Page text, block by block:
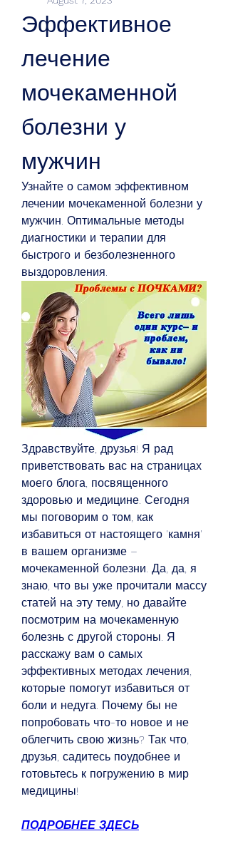
Эффективное
лечение
мочекаменной
болезни у
мужчин
Узнайте о самом эффективном
лечении мочекаменной болезни у
мужчин. Оптимальные методы
диагностики и терапии для
быстрого и безболезненного
выздоровления.
Здравствуйте, друзья! Я рад
приветствовать вас на страницах
моего блога, посвященного
здоровью и медицине. Сегодня
мы поговорим о том, как
избавиться от настоящего 'камня'
в вашем организме –
мочекаменной болезни. Да, да, я
знаю, что вы уже прочитали массу
статей на эту тему, но давайте
посмотрим на мочекаменную
болезнь с другой стороны. Я
расскажу вам о самых
эффективных методах лечения,
которые помогут избавиться от
боли и недуга. Почему бы не
попробовать что-то новое и не
облегчить свою жизнь? Так что,
друзья, садитесь поудобнее и
готовьтесь к погружению в мир
медицины!
ПОДРОБНЕЕ ЗДЕСЬ